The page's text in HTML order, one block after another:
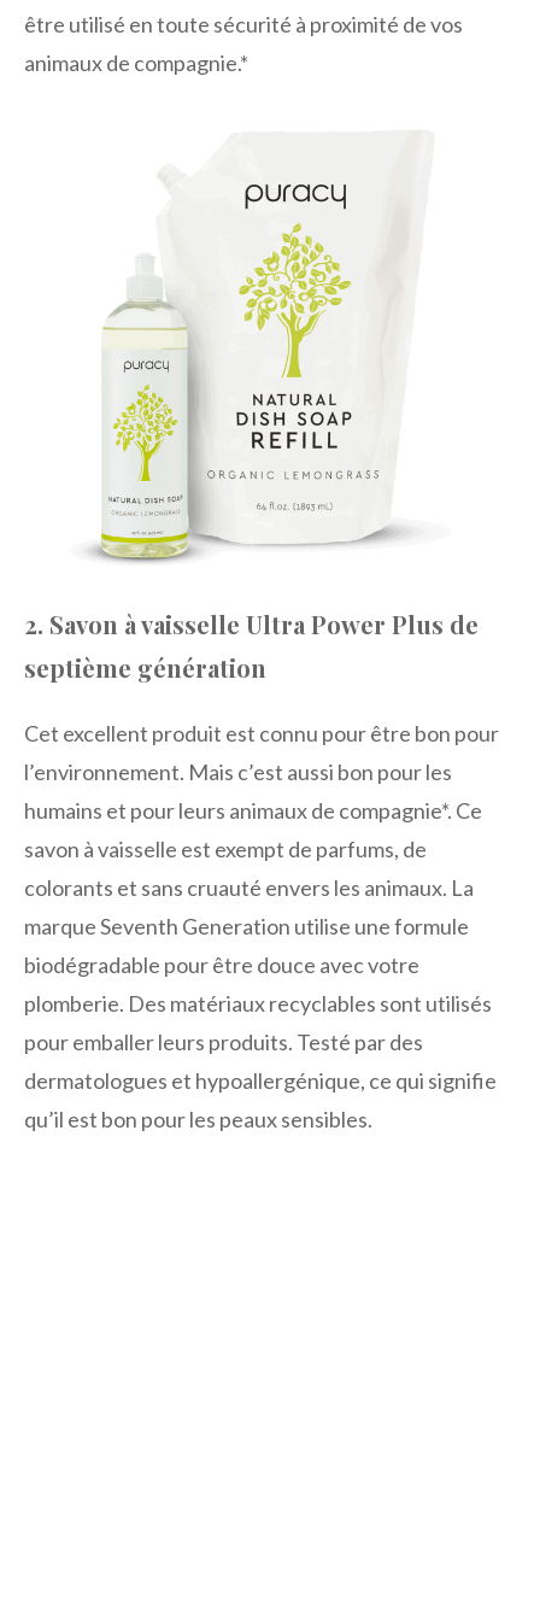
être utilisé en toute sécurité à proximité de vos
animaux de compagnie.*
2. Savon à vaisselle Ultra Power Plus de
septième génération
Cet excellent produit est connu pour être bon pour
l’environnement. Mais c’est aussi bon pour les
humains et pour leurs animaux de compagnie*. Ce
savon à vaisselle est exempt de parfums, de
colorants et sans cruauté envers les animaux. La
marque Seventh Generation utilise une formule
biodégradable pour être douce avec votre
plomberie. Des matériaux recyclables sont utilisés
pour emballer leurs produits. Testé par des
dermatologues et hypoallergénique, ce qui signifie
qu’il est bon pour les peaux sensibles.